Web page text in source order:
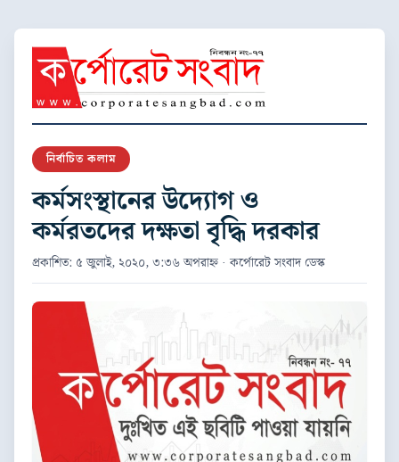
নির্বাচিত কলাম
কর্মসংস্থানের উদ্যোগ ও
কর্মরতদের দক্ষতা বৃদ্ধি দরকার
প্রকাশিত: ৫ জুলাই, ২০২০, ৩:৩৬ অপরাহ্ন · কর্পোরেট সংবাদ ডেস্ক